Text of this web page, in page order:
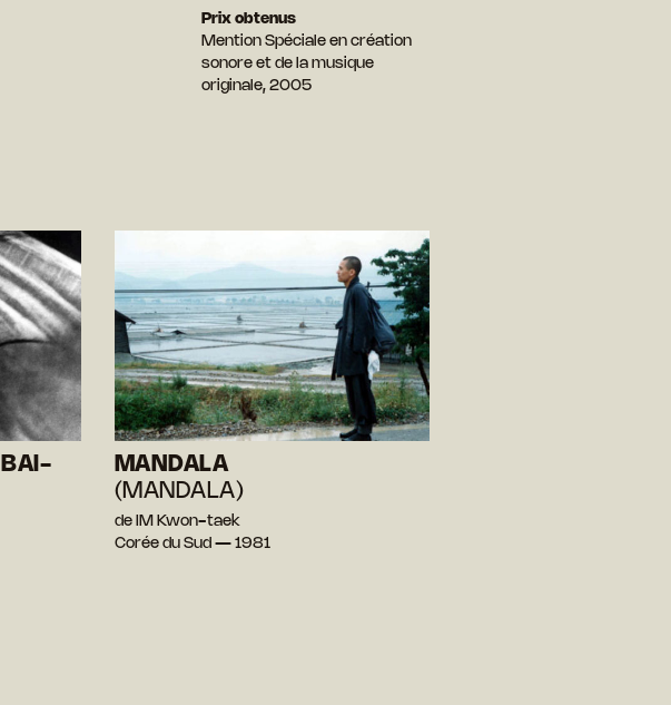
Prix obtenus
Mention Spéciale en création
sonore et de la musique
originale, 2005
BAI-
MANDALA
(MANDALA)
de IM Kwon-taek
Corée du Sud — 1981